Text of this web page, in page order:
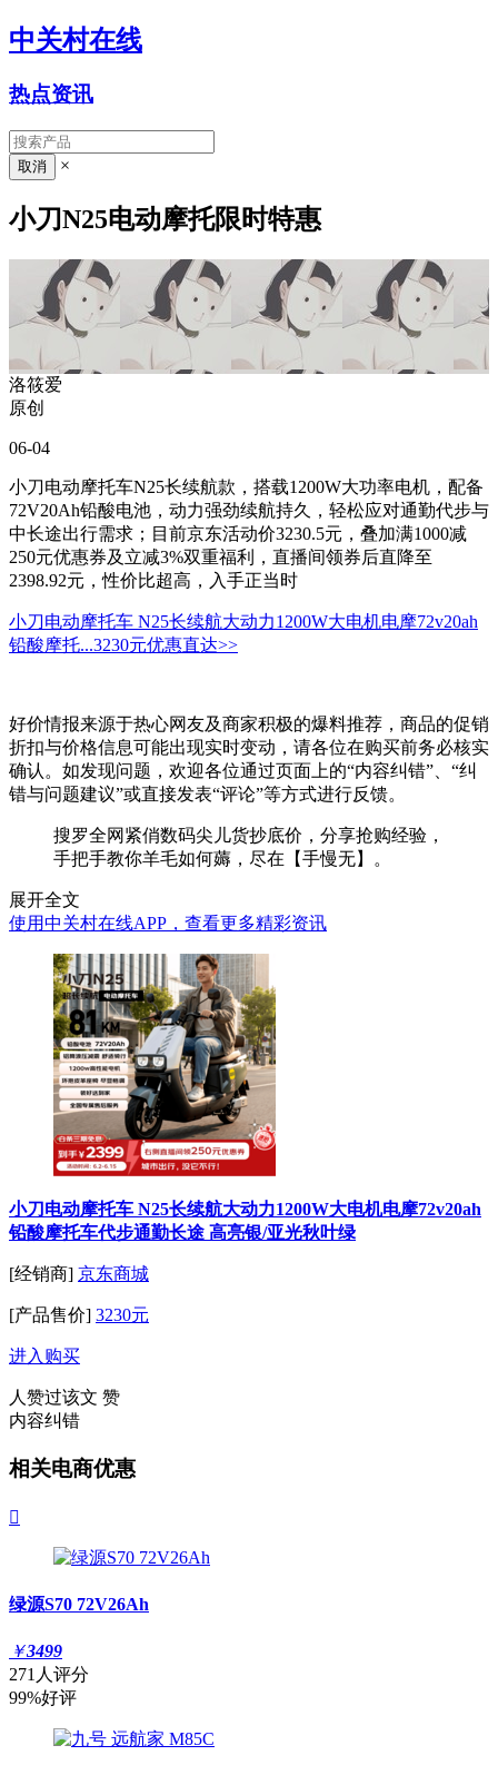
中关村在线
热点资讯
×
小刀N25电动摩托限时特惠
洛筱爱
原创
06-04
小刀电动摩托车N25长续航款，搭载1200W大功率电机，配备
72V20Ah铅酸电池，动力强劲续航持久，轻松应对通勤代步与
中长途出行需求；目前京东活动价3230.5元，叠加满1000减
250元优惠券及立减3%双重福利，直播间领券后直降至
2398.92元，性价比超高，入手正当时
小刀电动摩托车 N25长续航大动力1200W大电机电摩72v20ah
铅酸摩托...3230元优惠直达>>
好价情报来源于热心网友及商家积极的爆料推荐，商品的促销
折扣与价格信息可能出现实时变动，请各位在购买前务必核实
确认。如发现问题，欢迎各位通过页面上的“内容纠错”、“纠
错与问题建议”或直接发表“评论”等方式进行反馈。
搜罗全网紧俏数码尖儿货抄底价，分享抢购经验，
手把手教你羊毛如何薅，尽在【手慢无】。
展开全文
使用中关村在线APP，查看更多精彩资讯
小刀电动摩托车 N25长续航大动力1200W大电机电摩72v20ah
铅酸摩托车代步通勤长途 高亮银/亚光秋叶绿
[经销商] 京东商城
[产品售价] 3230元
进入购买
人赞过该文 赞
内容纠错
相关电商优惠

绿源S70 72V26Ah
￥3499
271人评分
99%好评